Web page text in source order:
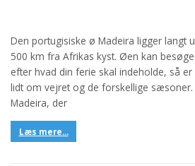
Den portugisiske ø Madeira ligger langt
500 km fra Afrikas kyst. Øen kan
efter hvad din ferie skal indeholde, så
lidt om vejret og de forskellige
Madeira, der
Læs mere...